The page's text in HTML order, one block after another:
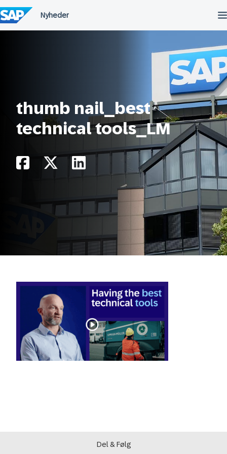
til
indholdet
thumb nail_best
technical tools_LM
Del & Følg